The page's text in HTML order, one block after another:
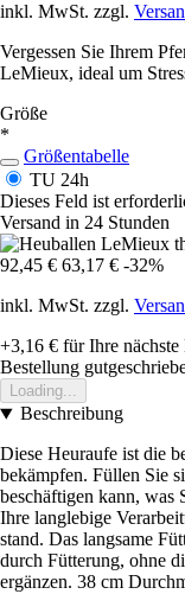
inkl. MwSt. zzgl.
Vergessen Sie Ihrem
LeMieux, ideal um
Größe
*
Größentabelle
TU 24h
Dieses Feld ist
Versand in 24 Stunden
92,45 € 63,17 € -32%
inkl. MwSt. zzgl.
+3,16 € für Ihre nächste
Bestellung
Loading...
Beschreibung
Diese Heuraufe ist die
bekämpfen. Füllen Sie
beschäftigen kann, was
Ihre langlebige
stand. Das langsame
durch Fütterung, ohne
ergänzen. 38 cm